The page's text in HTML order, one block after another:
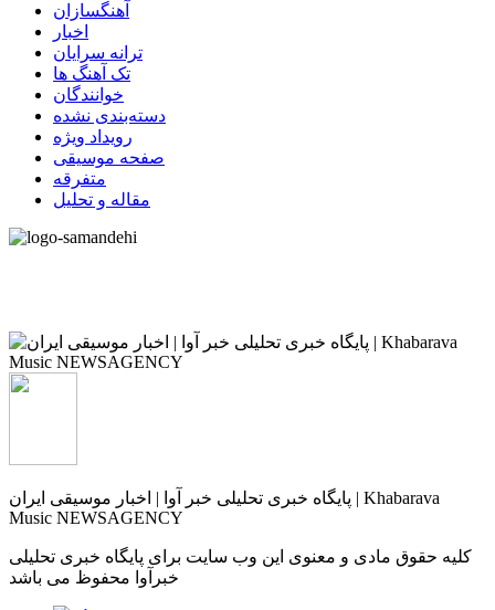
آهنگسازان
اخبار
ترانه سرایان
تک آهنگ ها
خوانندگان
دسته‌بندی نشده
رویداد ویژه
صفحه موسیقی
متفرقه
مقاله و تحلیل
پایگاه خبری تحلیلی خبر آوا | اخبار موسیقی ایران | Khabarava
Music NEWSAGENCY
کلیه حقوق مادی و معنوی این وب سایت برای پایگاه خبری تحلیلی
خبرآوا محفوظ می باشد